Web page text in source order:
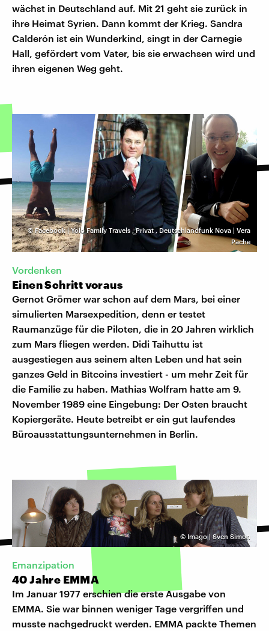
wächst in Deutschland auf. Mit 21 geht sie zurück in
ihre Heimat Syrien. Dann kommt der Krieg. Sandra
Calderón ist ein Wunderkind, singt in der Carnegie
Hall, gefördert vom Vater, bis sie erwachsen wird und
ihren eigenen Weg geht.
©Facebook | Yolo Family Travels ,Privat, Deutschlandfunk Nova | Vera
Pache
Vordenken
Einen Schritt voraus
Gernot Grömer war schon auf dem Mars, bei einer
simulierten Marsexpedition, denn er testet
Raumanzüge für die Piloten, die in 20 Jahren wirklich
zum Mars fliegen werden. Didi Taihuttu ist
ausgestiegen aus seinem alten Leben und hat sein
ganzes Geld in Bitcoins investiert - um mehr Zeit für
die Familie zu haben. Mathias Wolfram hatte am 9.
November 1989 eine Eingebung: Der Osten braucht
Kopiergeräte. Heute betreibt er ein gut laufendes
Büroausstattungsunternehmen in Berlin.
© Imago | Sven Simon
Emanzipation
40 Jahre EMMA
Im Januar 1977 erschien die erste Ausgabe von
EMMA. Sie war binnen weniger Tage vergriffen und
musste nachgedruckt werden. EMMA packte Themen